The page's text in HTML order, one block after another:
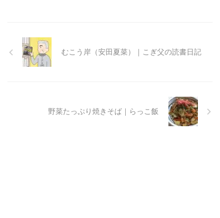
むこう岸（安田夏菜）｜こぎ父の読書日記
野菜たっぷり焼きそば｜らっこ飯